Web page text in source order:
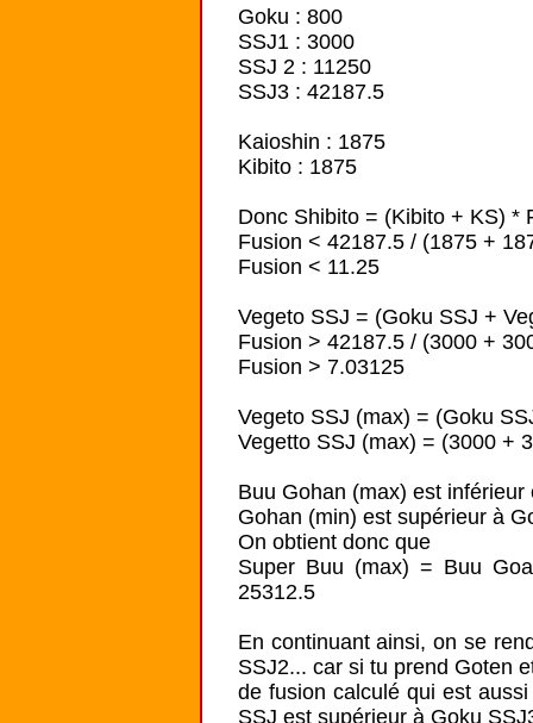
Goku : 800
SSJ1 : 3000
SSJ 2 : 11250
SSJ3 : 42187.5
Kaioshin : 1875
Kibito : 1875
Donc Shibito = (Kibito + KS) *
Fusion < 42187.5 / (1875 +
Fusion < 11.25
Vegeto SSJ = (Goku SSJ +
Fusion > 42187.5 / (3000 +
Fusion > 7.03125
Vegeto SSJ (max) = (Goku
Vegetto SSJ (max) = (3000 +
Buu Gohan (max) est
Gohan (min) est supérieur à
On obtient donc que
Super Buu (max) = Buu
25312.5
En continuant ainsi, on se
SSJ2... car si tu prend Goten
de fusion calculé qui est
SSJ est supérieur à Goku